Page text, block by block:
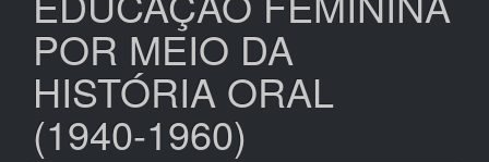
POR MEIO DA
HISTÓRIA ORAL
(1940-1960)